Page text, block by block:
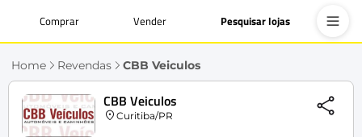
Comprar Vender Pesquisar lojas
Home Revendas CBB Veiculos
CBB Veiculos
Curitiba/PR